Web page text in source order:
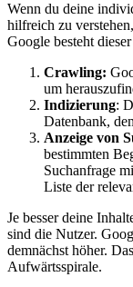
Wenn du deine
hilfreich zu
Google besteht
Crawling:
um
Indizierung:
Datenbank,
Anzeige von
bestimmten
Suchanfrage
Liste der
Je besser deine
sind die Nutzer.
demnächst höher.
Aufwärtsspirale.